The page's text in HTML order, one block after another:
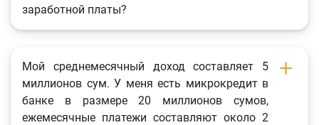
заработной платы?
Мой среднемесячный доход составляет 5
миллионов сум. У меня есть микрокредит в
банке в размере 20 миллионов сумов,
ежемесячные платежи составляют около 2